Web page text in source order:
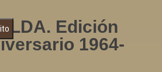
Edición
1964-